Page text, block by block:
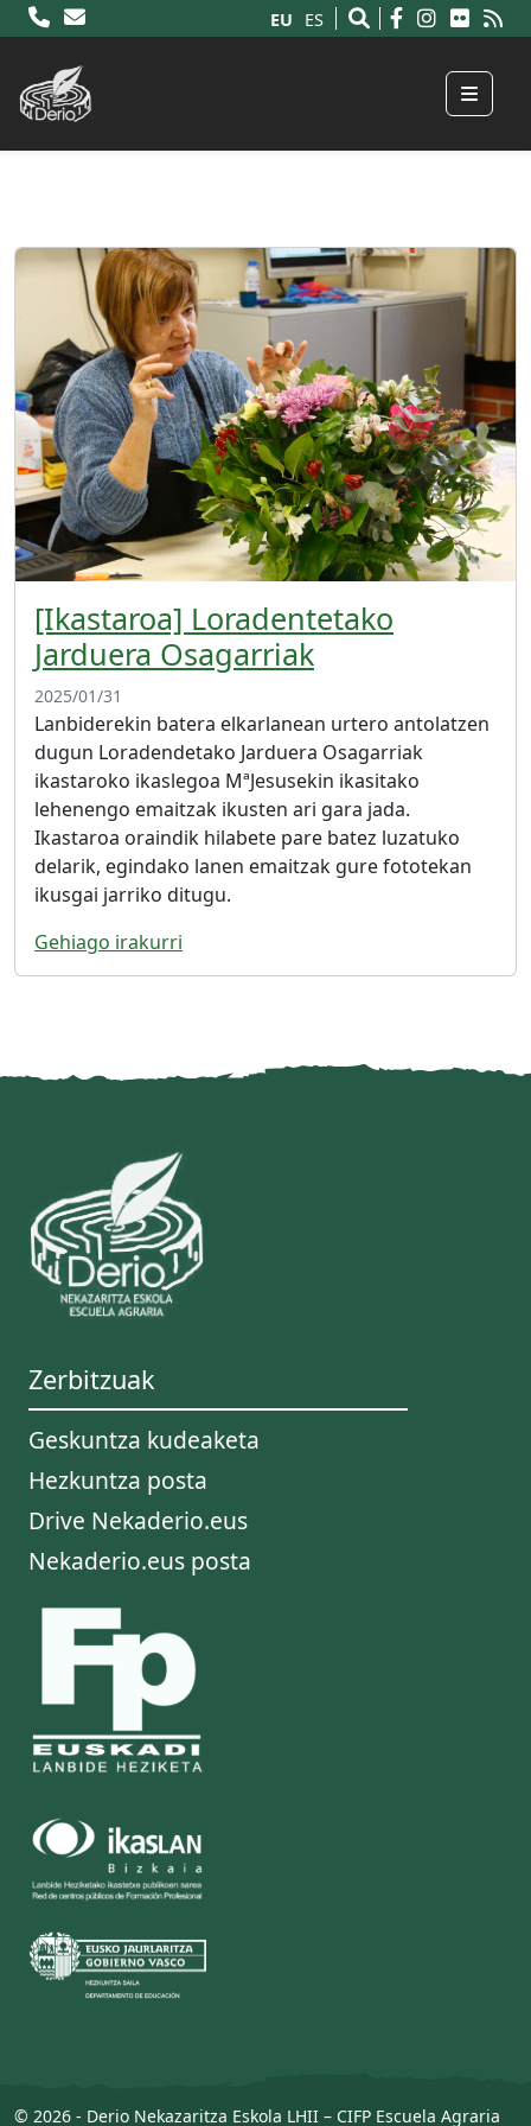
EU ES
Menu
[Ikastaroa] Loradentetako
Jarduera Osagarriak
2025/01/31
Lanbiderekin batera elkarlanean urtero antolatzen
dugun Loradendetako Jarduera Osagarriak
ikastaroko ikaslegoa MªJesusekin ikasitako
lehenengo emaitzak ikusten ari gara jada.
Ikastaroa oraindik hilabete pare batez luzatuko
delarik, egindako lanen emaitzak gure fototekan
ikusgai jarriko ditugu.
Gehiago irakurri
Zerbitzuak
Geskuntza kudeaketa
Hezkuntza posta
Drive Nekaderio.eus
Nekaderio.eus posta
© 2026 - Derio Nekazaritza Eskola LHII – CIFP Escuela Agraria